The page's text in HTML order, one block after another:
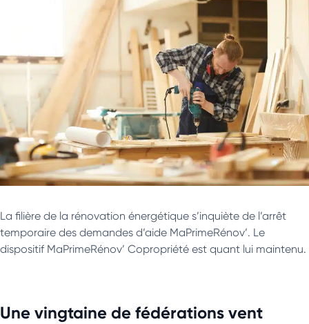
La filière de la rénovation énergétique s’inquiète de l’arrêt
temporaire des demandes d’aide MaPrimeRénov’. Le
dispositif MaPrimeRénov’ Copropriété est quant lui maintenu.
Une vingtaine de fédérations vent